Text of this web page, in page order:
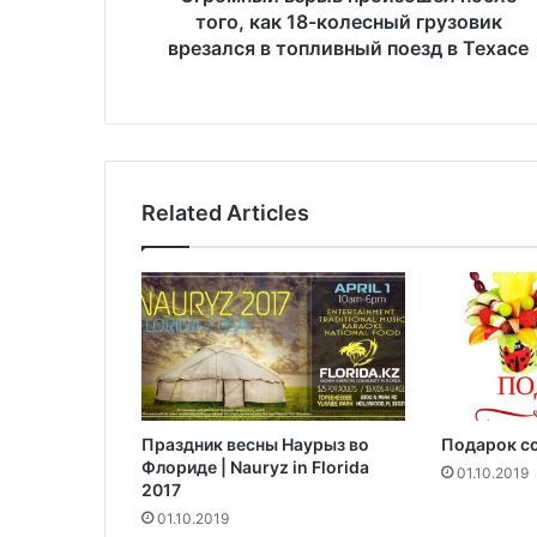
о
ш
е
л
п
о
с
л
е
т
о
г
о
того, как 18-колесный грузовик
врезался в топливный поезд в Техасе
Related Articles
Праздник весны Наурыз во
Флориде | Nauryz in Florida
2017
01.10.2019
Подарок
01.10.2019